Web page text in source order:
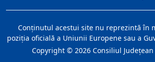
Conţinutul acestui site nu reprezintă în
poziţia oficială a Uniunii Europene sau a
Copyright © 2026 Consiliul